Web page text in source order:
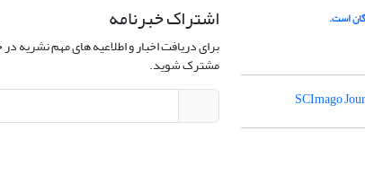
است. اشتراک خبرنامه
برای دریافت اخبار و اطلاعیه های مهم نشریه
مشترک شوید.